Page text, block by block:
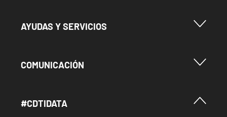
Menu Footer Ayudas y Servicios
AYUDAS Y SERVICIOS
Menu Footer Comunicación
COMUNICACIÓN
Menú Footer #Cdtidata
#CDTIDATA